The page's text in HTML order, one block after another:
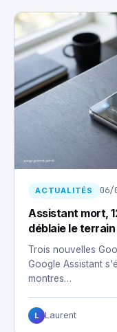
ACTUALITÉS 06/
Assistant mort,
déblaie le terrain
Trois nouvelles
Google Assistant
montres…
L Laurent